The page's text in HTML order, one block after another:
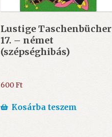
Lustige Taschenbücher
17. – német
(szépséghibás)
600Ft
Kosárba teszem